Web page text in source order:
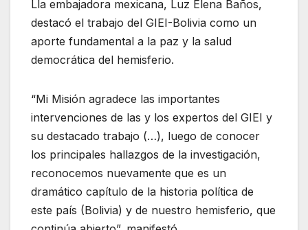
Lla embajadora mexicana, Luz Elena Baños,
destacó el trabajo del GIEI-Bolivia como un
aporte fundamental a la paz y la salud
democrática del hemisferio.
“Mi Misión agradece las importantes
intervenciones de las y los expertos del GIEI y
su destacado trabajo (…), luego de conocer
los principales hallazgos de la investigación,
reconocemos nuevamente que es un
dramático capítulo de la historia política de
este país (Bolivia) y de nuestro hemisferio, que